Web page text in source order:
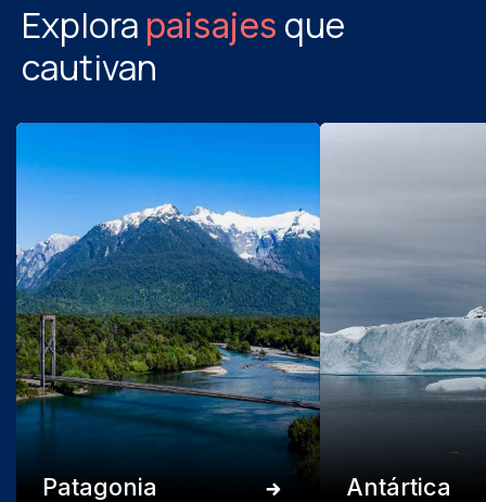
Explora paisajes que
cautivan
Patagonia Antártica